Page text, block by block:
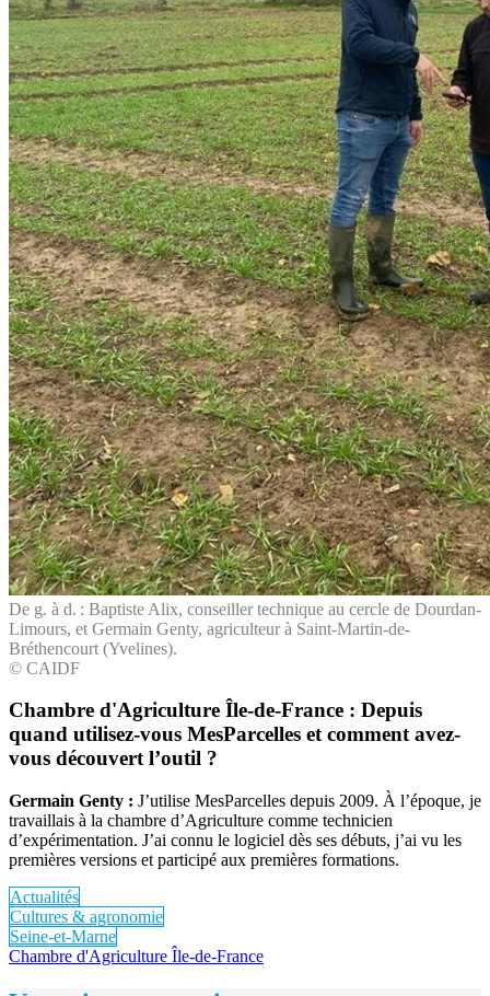
De g. à d. : Baptiste Alix, conseiller technique au cercle de Dourdan-
Limours, et Germain Genty, agriculteur à Saint-Martin-de-
Bréthencourt (Yvelines).
© CAIDF
Chambre d'Agriculture Île-de-France : Depuis
quand utilisez-vous MesParcelles et comment avez-
vous découvert l’outil ?
Germain Genty : J’utilise MesParcelles depuis 2009. À l’époque, je
travaillais à la chambre d’Agriculture comme technicien
d’expérimentation. J’ai connu le logiciel dès ses débuts, j’ai vu les
premières versions et participé aux premières formations.
Actualités
Cultures & agronomie
Seine-et-Marne
Chambre d'Agriculture Île-de-France